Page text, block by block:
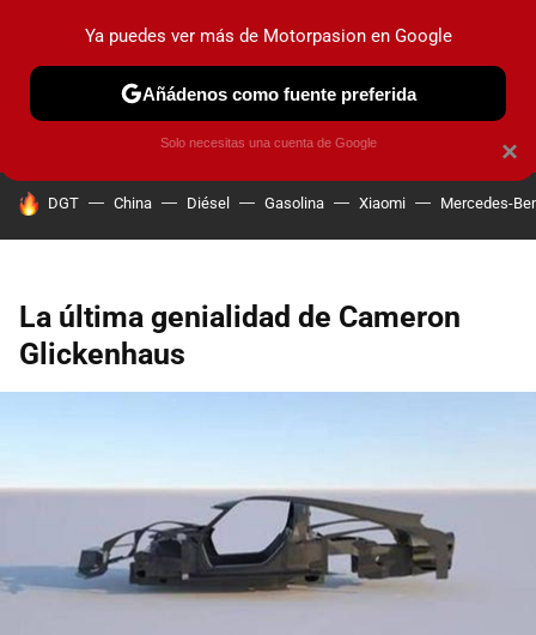
PRUEBAS COCHES ELÉCTRICOS OBSERVATORIO
HOY SE HABLA DE
DGT China Diésel Gasolina Xiaomi Mercedes-
La última genialidad de Cameron
Glickenhaus
×
Ya puedes ver más de Motorpasion en Google
Añádenos como fuente preferida
Solo necesitas una cuenta de Google